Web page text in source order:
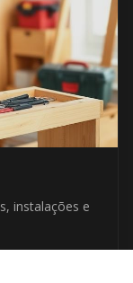
instalações e